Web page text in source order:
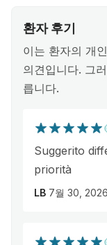
환자 후기
이는 환자의 개
의견입니다. 그
릅니다.
Suggerito
priorità
LB 7월 30, 2026